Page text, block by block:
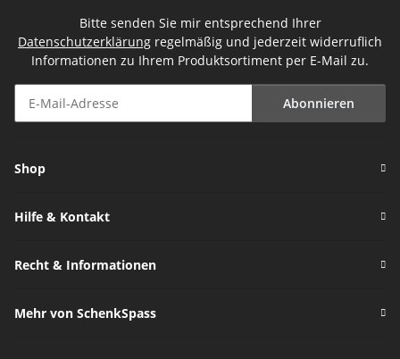
Bitte senden Sie mir entsprechend Ihrer
Datenschutzerklärung regelmäßig und jederzeit widerruflich
Informationen zu Ihrem Produktsortiment per E-Mail zu.
Abonnieren
Shop
Hilfe & Kontakt
Recht & Informationen
Mehr von SchenkSpass